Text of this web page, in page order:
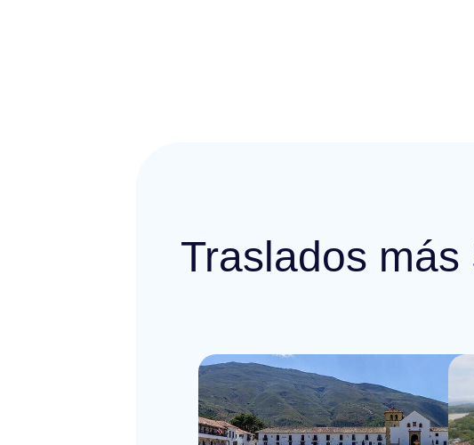
Traslados